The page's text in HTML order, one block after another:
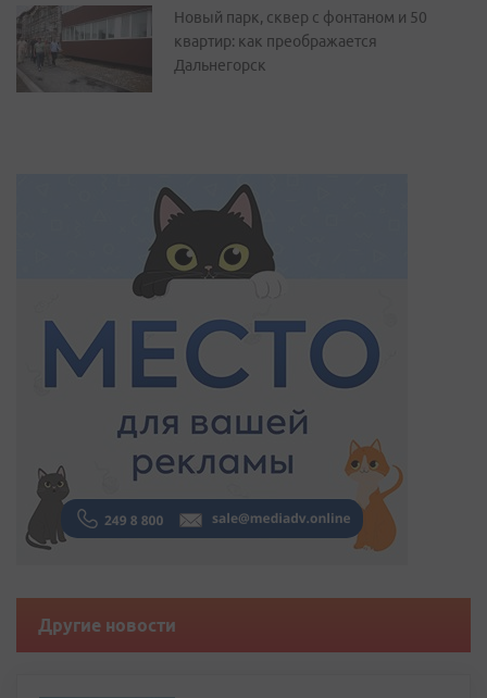
Новый парк, сквер с фонтаном и 50
квартир: как преображается
Дальнегорск
Другие новости